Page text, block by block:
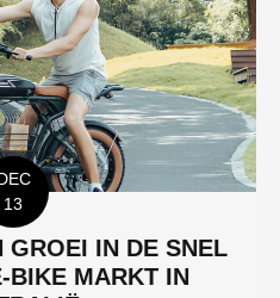
13
GROEI IN DE SNEL
BIKE MARKT IN